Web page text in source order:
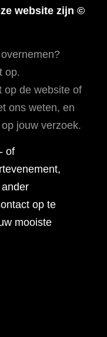
website zijn ©
op.
op de website of
ons weten, en
jouw verzoek.
of
op te
mooiste